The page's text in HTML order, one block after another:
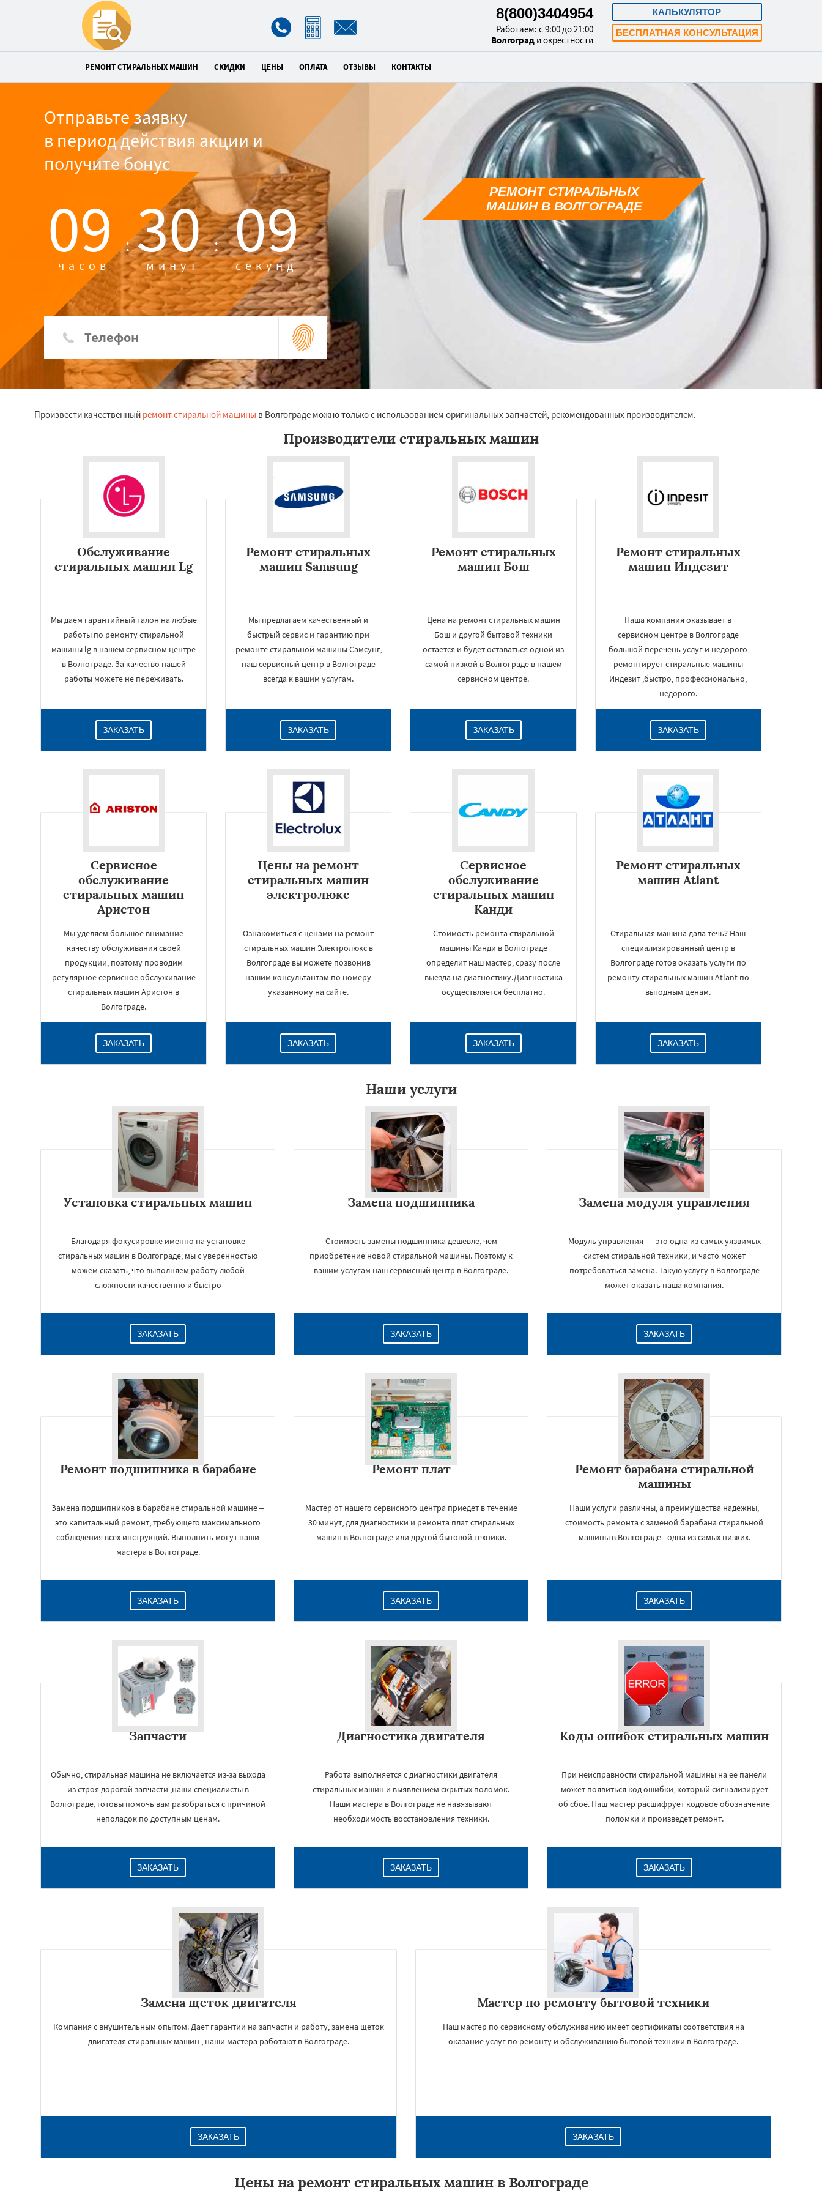
КАЛЬКУЛЯТОР
БЕСПЛАТНАЯ КОНСУЛЬТАЦИЯ
8(800)3404954
Работаем: с 9:00 до 21:00
Волгоград и окрестности
РЕМОНТ СТИРАЛЬНЫХ МАШИН СКИДКИ ЦЕНЫ ОПЛАТА ОТЗЫВЫ КОНТАКТЫ
Отправьте заявку
в период действия акции и
получите бонус
09 :
часов 30 :
минут 07
секунд
РЕМОНТ СТИРАЛЬНЫХ
МАШИН В ВОЛГОГРАДЕ
Произвести качественный ремонт стиральной машины в Волгограде можно только с использованием оригинальных запчастей, рекомендованных производителем.
Производители стиральных машин
Обслуживание
стиральных машин Lg
Мы даем гарантийный талон на любые
работы по ремонту стиральной
машины lg в нашем сервисном центре
в Волгограде. За качество нашей
работы можете не переживать.
ЗАКАЗАТЬ
Ремонт стиральных
машин Samsung
Мы предлагаем качественный и
быстрый сервис и гарантию при
ремонте стиральной машины Самсунг,
наш сервисный центр в Волгограде
всегда к вашим услугам.
ЗАКАЗАТЬ
Ремонт стиральных
машин Бош
Цена на ремонт стиральных машин
Бош и другой бытовой техники
остается и будет оставаться одной из
самой низкой в Волгограде в нашем
сервисном центре.
ЗАКАЗАТЬ
Ремонт стиральных
машин Индезит
Наша компания оказывает в
сервисном центре в Волгограде
большой перечень услуг и недорого
ремонтирует стиральные машины
Индезит ,быстро, профессионально,
недорого.
ЗАКАЗАТЬ
Сервисное
обслуживание
стиральных машин
Аристон
Мы уделяем большое внимание
качеству обслуживания своей
продукции, поэтому проводим
регулярное сервисное обслуживание
стиральных машин Аристон в
Волгограде.
ЗАКАЗАТЬ
Цены на ремонт
стиральных машин
электролюкс
Ознакомиться с ценами на ремонт
стиральных машин Электролюкс в
Волгограде вы можете позвонив
нашим консультантам по номеру
указанному на сайте.
ЗАКАЗАТЬ
Сервисное
обслуживание
стиральных машин
Канди
Стоимость ремонта стиральной
машины Канди в Волгограде
определит наш мастер, сразу после
выезда на диагностику.Диагностика
осуществляется бесплатно.
ЗАКАЗАТЬ
Ремонт стиральных
машин Atlant
Стиральная машина дала течь? Наш
специализированный центр в
Волгограде готов оказать услуги по
ремонту стиральных машин Atlant по
выгодным ценам.
ЗАКАЗАТЬ
Наши услуги
Установка стиральных машин
Благодаря фокусировке именно на установке
стиральных машин в Волгограде, мы с уверенностью
можем сказать, что выполняем работу любой
сложности качественно и быстро
ЗАКАЗАТЬ
Замена подшипника
Стоимость замены подшипника дешевле, чем
приобретение новой стиральной машины. Поэтому к
вашим услугам наш сервисный центр в Волгограде.
ЗАКАЗАТЬ
Замена модуля управления
Модуль управления — это одна из самых уязвимых
систем стиральной техники, и часто может
потребоваться замена. Такую услугу в Волгограде
может оказать наша компания.
ЗАКАЗАТЬ
Ремонт подшипника в барабане
Замена подшипников в барабане стиральной машине –
это капитальный ремонт, требующего максимального
соблюдения всех инструкций. Выполнить могут наши
мастера в Волгограде.
ЗАКАЗАТЬ
Ремонт плат
Мастер от нашего сервисного центра приедет в течение
30 минут, для диагностики и ремонта плат стиральных
машин в Волгограде или другой бытовой техники.
ЗАКАЗАТЬ
Ремонт барабана стиральной
машины
Наши услуги различны, а преимущества надежны,
стоимость ремонта с заменой барабана стиральной
машины в Волгограде - одна из самых низких.
ЗАКАЗАТЬ
Запчасти
Обычно, стиральная машина не включается из-за выхода
из строя дорогой запчасти ,наши специалисты в
Волгограде, готовы помочь вам разобраться с причиной
неполадок по доступным ценам.
ЗАКАЗАТЬ
Диагностика двигателя
Работа выполняется с диагностики двигателя
стиральных машин и выявлением скрытых поломок.
Наши мастера в Волгограде не навязывают
необходимость восстановления техники.
ЗАКАЗАТЬ
Коды ошибок стиральных машин
При неисправности стиральной машины на ее панели
может появиться код ошибки, который сигнализирует
об сбое. Наш мастер расшифрует кодовое обозначение
поломки и произведет ремонт.
ЗАКАЗАТЬ
Замена щеток двигателя
Компания с внушительным опытом. Дает гарантии на запчасти и работу, замена щеток
двигателя стиральных машин , наши мастера работают в Волгограде.
ЗАКАЗАТЬ
Мастер по ремонту бытовой техники
Наш мастер по сервисному обслуживанию имеет сертификаты соответствия на
оказание услуг по ремонту и обслуживанию бытовой техники в Волгограде.
ЗАКАЗАТЬ
Цены на ремонт стиральных машин в Волгограде
×
Даю согласие на обработку персональных данных